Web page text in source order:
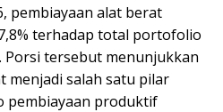
pembiayaan alat berat
terhadap total portofolio
Porsi tersebut menunjukkan
menjadi salah satu pilar
pembiayaan produktif